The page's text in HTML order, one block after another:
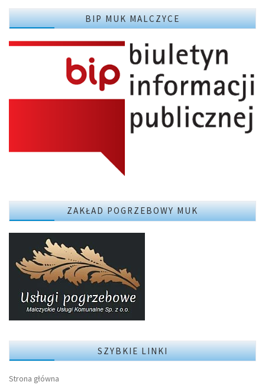
BIP MUK MALCZYCE
ZAKŁAD POGRZEBOWY MUK
SZYBKIE LINKI
Strona główna